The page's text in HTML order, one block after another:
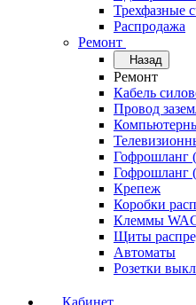
Трехфазные
Распродажа
Ремонт
Назад
Ремонт
Кабель
Провод
Гофрошланг
Гофрошланг
Крепеж
Коробки
Клеммы
Щиты
Автоматы
Розетки
Кабинет